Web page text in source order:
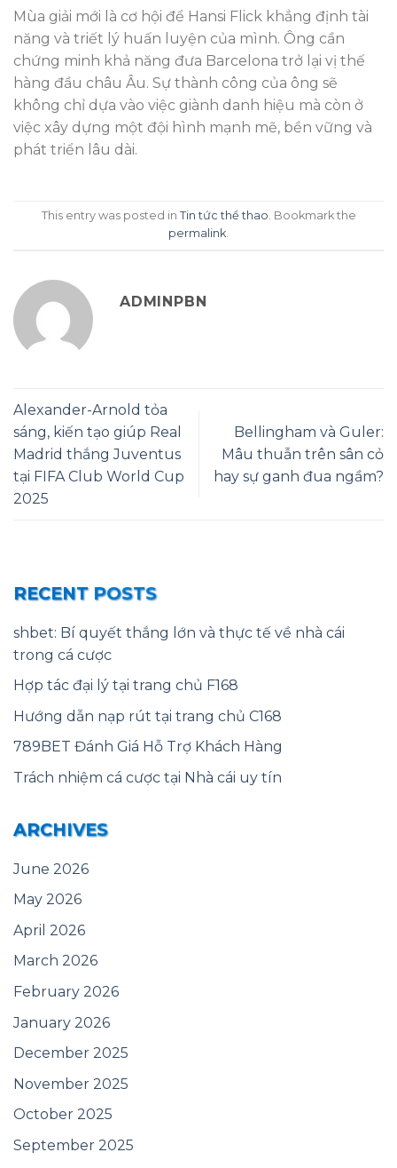
Mùa giải mới là cơ hội để Hansi Flick khẳng định tài
năng và triết lý huấn luyện của mình. Ông cần
chứng minh khả năng đưa Barcelona trở lại vị thế
hàng đầu châu Âu. Sự thành công của ông sẽ
không chỉ dựa vào việc giành danh hiệu mà còn ở
việc xây dựng một đội hình mạnh mẽ, bền vững và
phát triển lâu dài.
This entry was posted in Tin tức thể thao. Bookmark the
permalink.
ADMINPBN
Alexander-Arnold tỏa
sáng, kiến tạo giúp Real
Madrid thắng Juventus
tại FIFA Club World Cup
2025
Bellingham và Guler:
Mâu thuẫn trên sân cỏ
hay sự ganh đua ngầm?
RECENT POSTS
shbet: Bí quyết thắng lớn và thực tế về nhà cái
trong cá cược
Hợp tác đại lý tại trang chủ F168
Hướng dẫn nạp rút tại trang chủ C168
789BET Đánh Giá Hỗ Trợ Khách Hàng
Trách nhiệm cá cược tại Nhà cái uy tín
ARCHIVES
June 2026
May 2026
April 2026
March 2026
February 2026
January 2026
December 2025
November 2025
October 2025
September 2025